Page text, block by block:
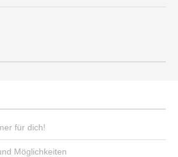
für dich!
Möglichkeiten